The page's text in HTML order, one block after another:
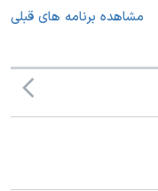
مشاهده برنامه های قبلی